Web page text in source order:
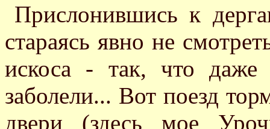
Прислонившись к
стараясь явно не
искоса - так, что даже
заболели... Вот поезд
двери (здесь мое